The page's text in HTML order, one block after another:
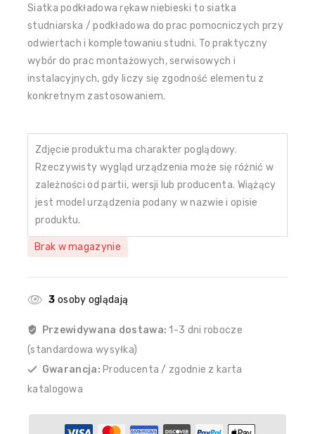
Siatka podkładowa rękaw niebieski to siatka
studniarska / podkładowa do prac pomocniczych przy
odwiertach i kompletowaniu studni. To praktyczny
wybór do prac montażowych, serwisowych i
instalacyjnych, gdy liczy się zgodność elementu z
konkretnym zastosowaniem.
Zdjęcie produktu ma charakter poglądowy.
Rzeczywisty wygląd urządzenia może się różnić w
zależności od partii, wersji lub producenta. Wiążący
jest model urządzenia podany w nazwie i opisie
produktu.
Brak w magazynie
3 osoby oglądają
Przewidywana dostawa: 1-3 dni robocze
(standardowa wysyłka)
Gwarancja: Producenta / zgodnie z karta
katalogowa